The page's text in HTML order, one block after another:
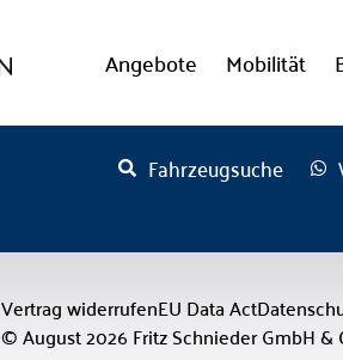
Angebote Mobilität
Fahrzeugsuche
Vertrag widerrufenEU Data Act
© August 2026 Fritz Schnieder GmbH &